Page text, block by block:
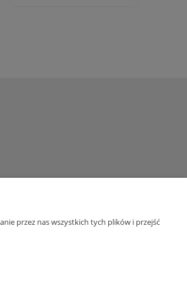
przez nas wszystkich tych plików i przejść